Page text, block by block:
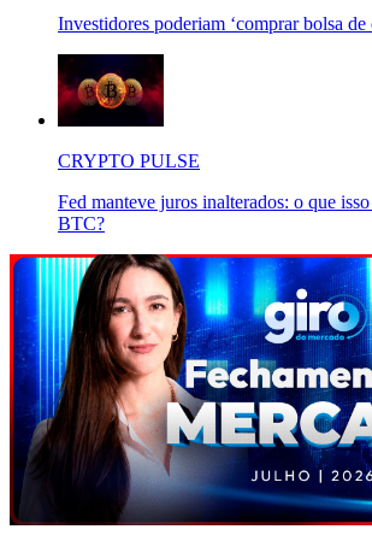
Investidores poderiam ‘comprar bolsa de
CRYPTO PULSE
Fed manteve juros inalterados: o que
BTC?